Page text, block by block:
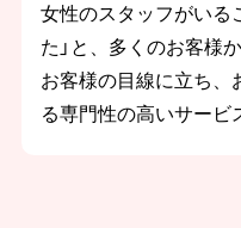
女性のスタッフがいる
た」と、多くのお客様
お客様の目線に立ち、
る専門性の高いサービ